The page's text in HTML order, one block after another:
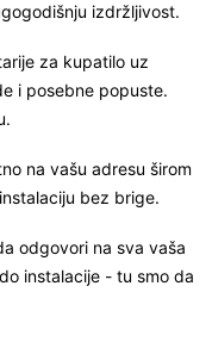
izdržljivost.
za kupatilo uz
i posebne popuste.
na vašu adresu širom
bez brige.
odgovori na sva vaša
instalacije - tu smo da